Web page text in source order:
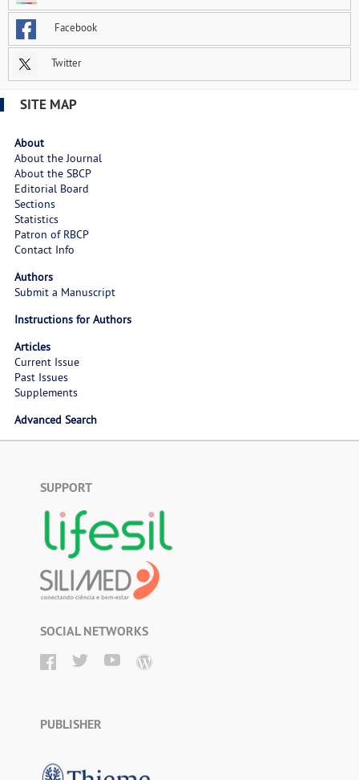
Facebook
Twitter
SITE MAP
About
About the Journal
About the SBCP
Editorial Board
Sections
Statistics
Patron of RBCP
Contact Info
Authors
Submit a Manuscript
Instructions for Authors
Articles
Current Issue
Past Issues
Supplements
Advanced Search
SUPPORT
SOCIAL NETWORKS
PUBLISHER